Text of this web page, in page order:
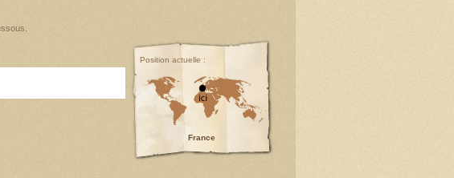
Position actuelle :
France